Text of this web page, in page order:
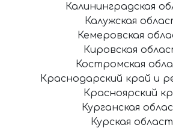
Калининградская
Калужская
Кемеровская
Кировская
Костромская
Краснодарский край и
Красноярский
Курганская
Курская